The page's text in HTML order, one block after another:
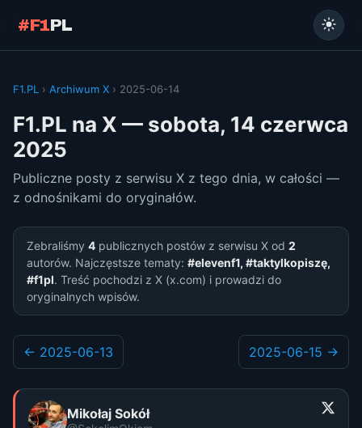
#F1PL
F1.PL › Archiwum X › 2025-06-14
F1.PL na X — sobota, 14 czerwca
2025
Publiczne posty z serwisu X z tego dnia, w całości —
z odnośnikami do oryginałów.
Zebraliśmy 4 publicznych postów z serwisu X od 2
autorów. Najczęstsze tematy: #elevenf1, #taktylkopiszę,
#f1pl. Treść pochodzi z X (x.com) i prowadzi do
oryginalnych wpisów.
← 2025-06-13 2025-06-15 →
Mikołaj Sokół